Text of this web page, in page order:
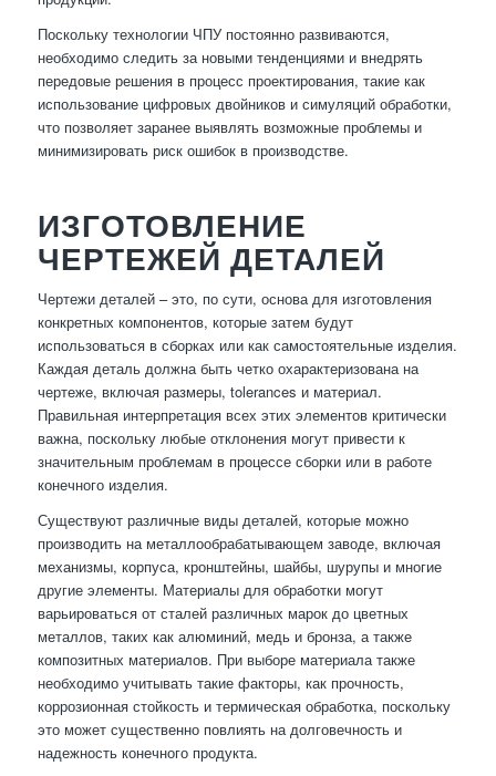
Поскольку технологии ЧПУ постоянно развиваются,
необходимо следить за новыми тенденциями и внедрять
передовые решения в процесс проектирования, такие как
использование цифровых двойников и симуляций обработки,
что позволяет заранее выявлять возможные проблемы и
минимизировать риск ошибок в производстве.
ИЗГОТОВЛЕНИЕ
ЧЕРТЕЖЕЙ ДЕТАЛЕЙ
Чертежи деталей – это, по сути, основа для изготовления
конкретных компонентов, которые затем будут
использоваться в сборках или как самостоятельные изделия.
Каждая деталь должна быть четко охарактеризована на
чертеже, включая размеры, tolerances и материал.
Правильная интерпретация всех этих элементов критически
важна, поскольку любые отклонения могут привести к
значительным проблемам в процессе сборки или в работе
конечного изделия.
Существуют различные виды деталей, которые можно
производить на металлообрабатывающем заводе, включая
механизмы, корпуса, кронштейны, шайбы, шурупы и многие
другие элементы. Материалы для обработки могут
варьироваться от сталей различных марок до цветных
металлов, таких как алюминий, медь и бронза, а также
композитных материалов. При выборе материала также
необходимо учитывать такие факторы, как прочность,
коррозионная стойкость и термическая обработка, поскольку
это может существенно повлиять на долговечность и
надежность конечного продукта.